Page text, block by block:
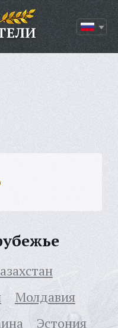
Молдавия
Эстония